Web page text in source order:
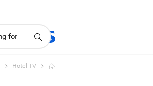
תמיכה
בסמל
Hotel TV